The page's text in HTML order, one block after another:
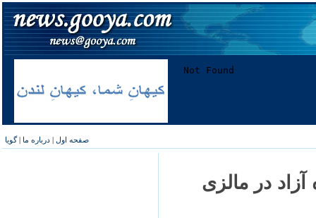
صفحه اول | درباره ما |گویا
در مالزی